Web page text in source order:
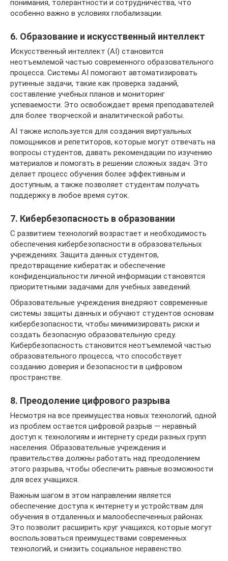
понимания, толерантности и сотрудничества, что
особенно важно в условиях глобализации.
6. Образование и искусственный интеллект
Искусственный интеллект (AI) становится
неотъемлемой частью современного образовательного
процесса. Системы AI помогают автоматизировать
рутинные задачи, такие как проверка заданий,
составление учебных планов и мониторинг
успеваемости. Это освобождает время преподавателей
для более творческой и аналитической работы.
AI также используется для создания виртуальных
помощников и репетиторов, которые могут отвечать на
вопросы студентов, давать рекомендации по изучению
материалов и помогать в решении сложных задач. Это
делает процесс обучения более эффективным и
доступным, а также позволяет студентам получать
поддержку в любое время суток.
7. Кибербезопасность в образовании
С развитием технологий возрастает и необходимость
обеспечения кибербезопасности в образовательных
учреждениях. Защита данных студентов,
предотвращение кибератак и обеспечение
конфиденциальности личной информации становятся
приоритетными задачами для учебных заведений.
Образовательные учреждения внедряют современные
системы защиты данных и обучают студентов основам
кибербезопасности, чтобы минимизировать риски и
создать безопасную образовательную среду.
Кибербезопасность становится неотъемлемой частью
образовательного процесса, что способствует
созданию доверия и безопасности в цифровом
пространстве.
8. Преодоление цифрового разрыва
Несмотря на все преимущества новых технологий, одной
из проблем остается цифровой разрыв — неравный
доступ к технологиям и интернету среди разных групп
населения. Образовательные учреждения и
правительства должны работать над преодолением
этого разрыва, чтобы обеспечить равные возможности
для всех учащихся.
Важным шагом в этом направлении является
обеспечение доступа к интернету и устройствам для
обучения в отдаленных и малообеспеченных районах.
Это позволит расширить круг учащихся, которые могут
воспользоваться преимуществами современных
технологий, и снизить социальное неравенство.